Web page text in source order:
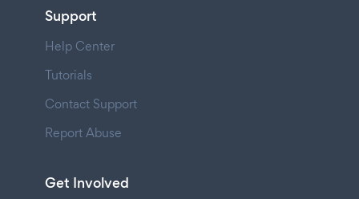
Support
Help Center
Tutorials
Contact Support
Report Abuse
Get Involved